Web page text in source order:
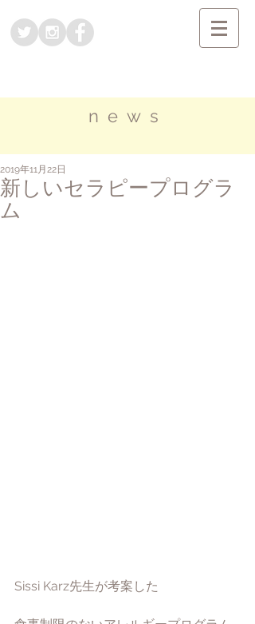
news
新しいセラピープログラ
ム
2019年11月22日
Sissi Karz先生が考案した